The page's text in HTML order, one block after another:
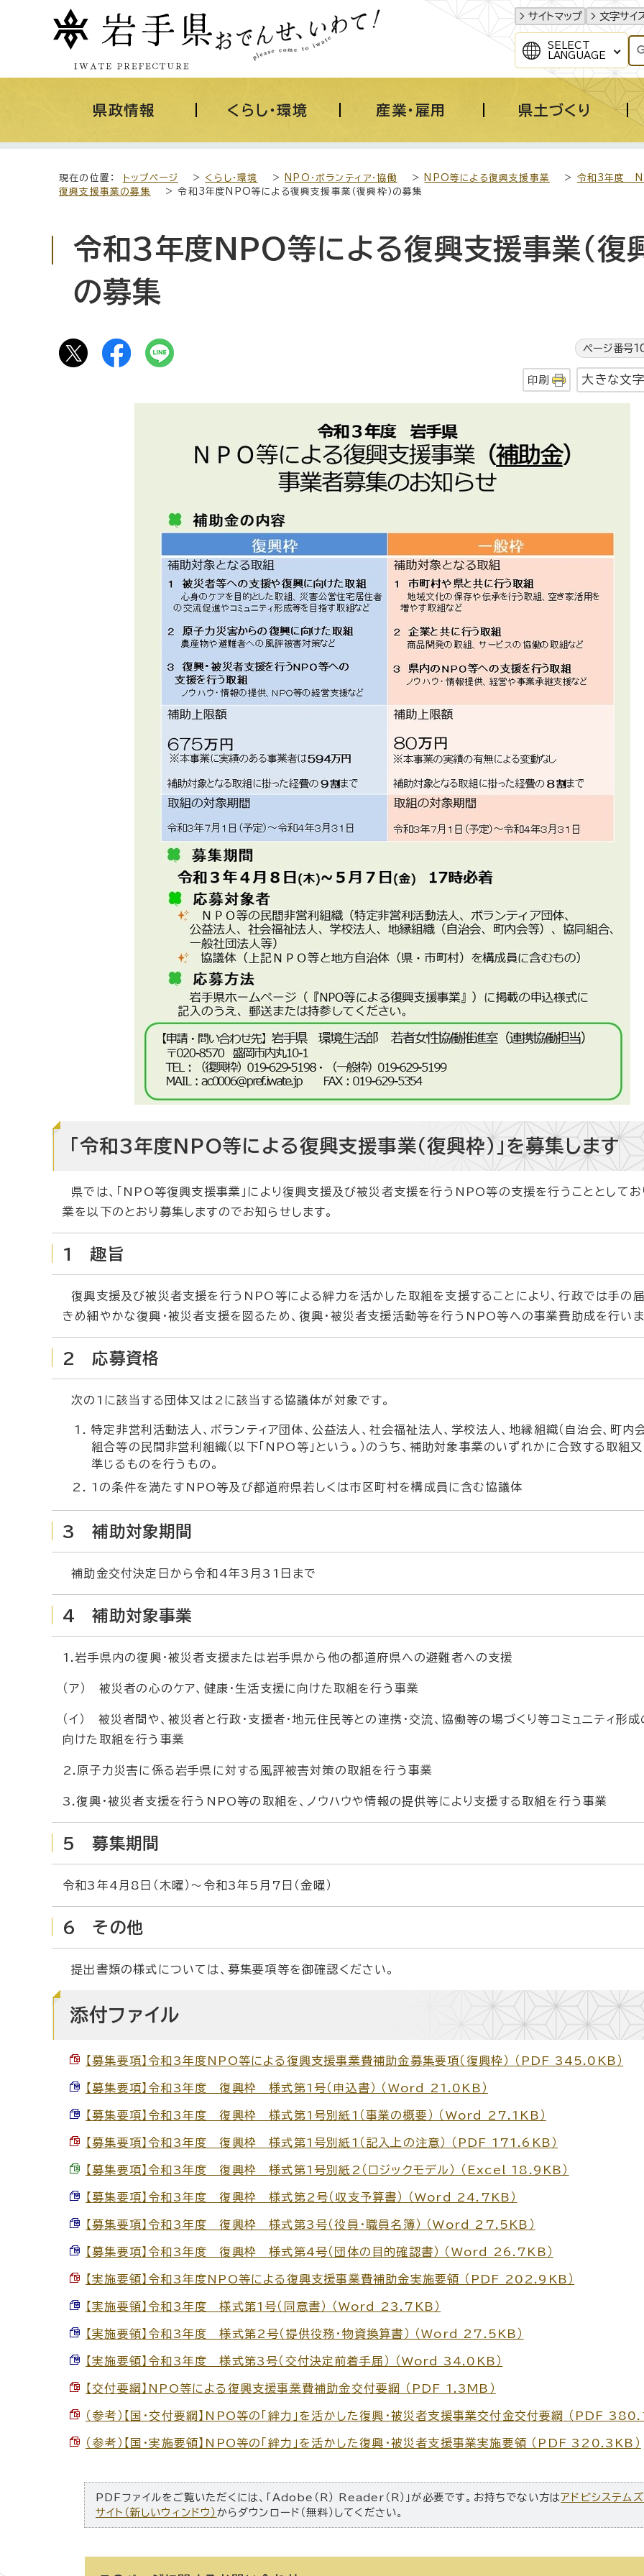
サイトマップ 文字サイ
SELECT
LANGUAGE
県政情報 くらし・環境 産業・雇用 県土づくり
現在の位置： トップページ > くらし・環境 > NPO・ボランティア・協働 > NPO等による復興支援事業 > 令和3年度
復興支援事業の募集
> 令和3年度NPO等による復興支援事業（復興枠）の募集
令和3年度NPO等による復興支援事業（復
の募集
ページ番号
印刷 大きな文
「令和3年度NPO等による復興支援事業（復興枠）」を募集します
県では、「NPO等復興支援事業」により復興支援及び被災者支援を行うNPO等の支援を行うこととしてお
業を以下のとおり募集しますのでお知らせします。
1 趣旨
復興支援及び被災者支援を行うNPO等による絆力を活かした取組を支援することにより、行政では手の
きめ細やかな復興・被災者支援を図るため、復興・被災者支援活動等を行うNPO等への事業費助成を行いま
2 応募資格
次の1に該当する団体又は2に該当する協議体が対象です。
特定非営利活動法人、ボランティア団体、公益法人、社会福祉法人、学校法人、地縁組織（自治会、町内会
組合等の民間非営利組織（以下「NPO等」という。）のうち、補助対象事業のいずれかに合致する取組
準じるものを行うもの。
1の条件を満たすNPO等及び都道府県若しくは市区町村を構成員に含む協議体
3 補助対象期間
補助金交付決定日から令和4年3月31日まで
4 補助対象事業
1.岩手県内の復興・被災者支援または岩手県から他の都道府県への避難者への支援
（ア） 被災者の心のケア、健康・生活支援に向けた取組を行う事業
（イ） 被災者間や、被災者と行政・支援者・地元住民等との連携・交流、協働等の場づくり等コミュニティ形
向けた取組を行う事業
2.原子力災害に係る岩手県に対する風評被害対策の取組を行う事業
3.復興・被災者支援を行うNPO等の取組を、ノウハウや情報の提供等により支援する取組を行う事業
5 募集期間
令和3年4月8日（木曜）～令和3年5月7日（金曜）
6 その他
提出書類の様式については、募集要項等を御確認ください。
添付ファイル
【募集要項】令和3年度NPO等による復興支援事業費補助金募集要項（復興枠） （PDF 345.0KB）
【募集要項】令和3年度 復興枠 様式第1号（申込書） （Word 21.0KB）
【募集要項】令和3年度 復興枠 様式第1号別紙1（事業の概要） （Word 27.1KB）
【募集要項】令和3年度 復興枠 様式第1号別紙1（記入上の注意） （PDF 171.6KB）
【募集要項】令和3年度 復興枠 様式第1号別紙2（ロジックモデル） （Excel 18.9KB）
【募集要項】令和3年度 復興枠 様式第2号（収支予算書） （Word 24.7KB）
【募集要項】令和3年度 復興枠 様式第3号（役員・職員名簿） （Word 27.5KB）
【募集要項】令和3年度 復興枠 様式第4号（団体の目的確認書） （Word 26.7KB）
【実施要領】令和3年度NPO等による復興支援事業費補助金実施要領 （PDF 202.9KB）
【実施要領】令和3年度 様式第1号（同意書） （Word 23.7KB）
【実施要領】令和3年度 様式第2号（提供役務・物資換算書） （Word 27.5KB）
【実施要領】令和3年度 様式第3号（交付決定前着手届） （Word 34.0KB）
【交付要綱】NPO等による復興支援事業費補助金交付要綱 （PDF 1.3MB）
（参考）【国・交付要綱】NPO等の「絆力」を活かした復興・被災者支援事業交付金交付要綱 （PDF
（参考）【国・実施要領】NPO等の「絆力」を活かした復興・被災者支援事業実施要領 （PDF 320.3KB）
PDFファイルをご覧いただくには、「Adobe（R） Reader（R）」が必要です。お持ちでない方はアドビシステム
サイト（新しいウィンドウ） からダウンロード（無料）してください。